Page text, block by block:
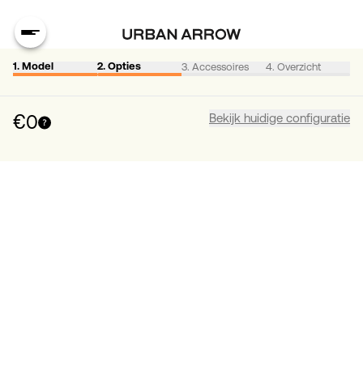
1. Model 2. Opties 3. Accessoires 4. Overzicht
€0 Bekijk huidige configuratie